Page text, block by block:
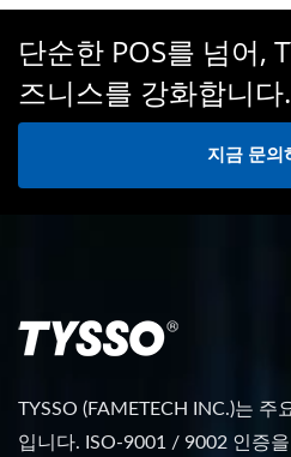
단순한 POS를 넘어,
즈니스를 강화합니다.
지금 문의
TYSSO (FAMETECH INC.)는 주
입니다. ISO-9001 / 9002 인증